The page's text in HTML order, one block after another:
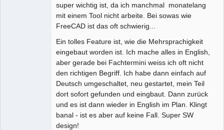
super wichtig ist, da ich manchmal monatelang
mit einem Tool nicht arbeite. Bei sowas wie
FreeCAD ist das oft schwierig...
Ein tolles Feature ist, wie die Mehrsprachigkeit
eingebaut worden ist. Ich mache alles in English,
aber gerade bei Fachtermini weiss ich oft nicht
den richtigen Begriff. Ich habe dann einfach auf
Deutsch umgeschaltet, neu gestartet, mein Teil
dort sofort gefunden und eingbaut. Dann zurück
und es ist dann wieder in English im Plan. Klingt
banal - ist es aber auf keine Fall. Super SW
design!